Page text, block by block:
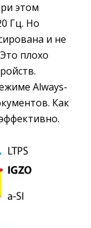
этом
Гц. Но
и не
плохо
Always-
Как